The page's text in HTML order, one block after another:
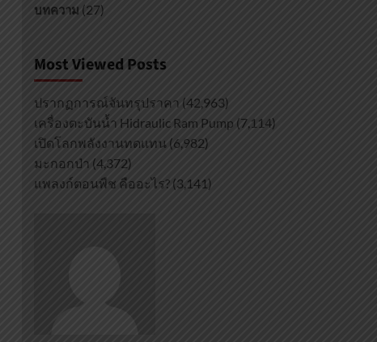
บทความ (27)
Most Viewed Posts
ปรากฏการณ์จันทรุปราคา (42,963)
เครื่องตะบันน้ำ Hidraulic Ram Pump (7,114)
เปิดโลกพลังงานทดแทน (6,982)
มะกอกป่า (4,372)
แพลงก์ตอนพืช คืออะไร? (3,141)